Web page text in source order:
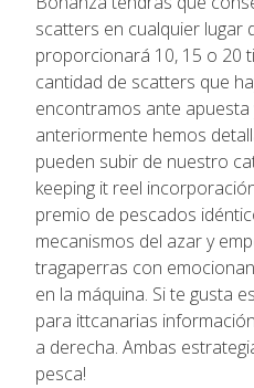
scatters en cualquier lugar
proporcionará 10, 15 o 20
cantidad de scatters que
encontramos ante
anteriormente hemos
pueden subir de nuestro
keeping it reel
premio de pescados
mecanismos del azar y
tragaperras con
en la máquina. Si te gusta
para ittcanarias
a derecha. Ambas
pesca!